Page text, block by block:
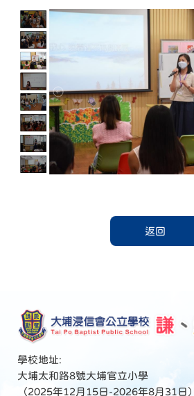
返回
學校地址:
大埔太和路8號大埔官立小學
（2025年12月15日-2026年8月31日）